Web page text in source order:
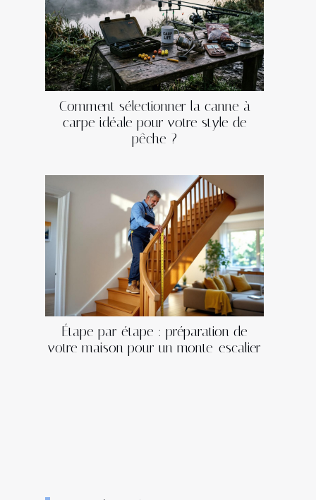
Comment sélectionner la canne à
carpe idéale pour votre style de
pêche ?
Étape par étape : préparation de
votre maison pour un monte-escalier